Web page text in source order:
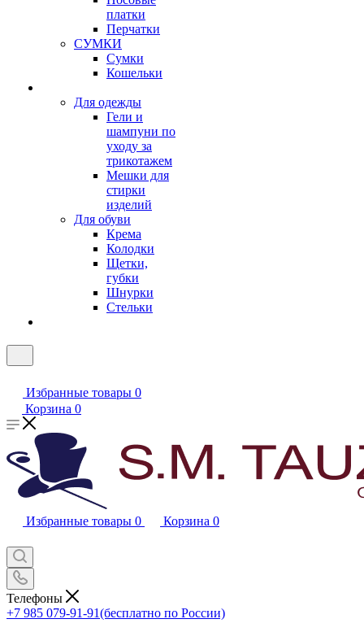
платки
Перчатки
СУМКИ
Сумки
Кошельки
Для одежды
Гели и
шампуни по
уходу за
трикотажем
Мешки для
стирки
изделий
Для обуви
Крема
Колодки
Щетки,
губки
Шнурки
Стельки
Избранные товары 0
Корзина 0
Избранные товары 0 Корзина 0
Телефоны
+7 985 079-91-91(бесплатно по России)